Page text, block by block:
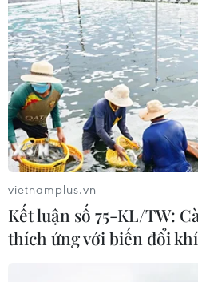
công trên Biển Đen
04/08/2026 05:54
Vì sao Google
EU đối đầu về chủ quyền số?
04/08/2026 04:13
Máy bay chở khách nội địa
của Nga hoàn tất chuyến
vietnamplus.vn
Kết luận số 75-KL/TW:
thích ứng với biến đổi